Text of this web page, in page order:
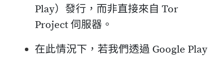
Play）發行，而非直接來自 Tor
Project 伺服器。
在此情況下，若我們透過 Google Play